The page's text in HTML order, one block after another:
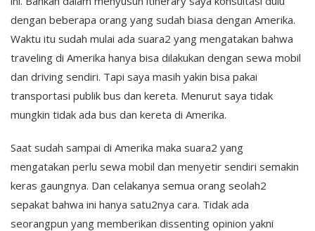
dengan beberapa orang yang sudah biasa dengan Amerika.
Waktu itu sudah mulai ada suara2 yang mengatakan bahwa
traveling di Amerika hanya bisa dilakukan dengan sewa mobil
dan driving sendiri. Tapi saya masih yakin bisa pakai
transportasi publik bus dan kereta. Menurut saya tidak
mungkin tidak ada bus dan kereta di Amerika.
Saat sudah sampai di Amerika maka suara2 yang
mengatakan perlu sewa mobil dan menyetir sendiri semakin
keras gaungnya. Dan celakanya semua orang seolah2
sepakat bahwa ini hanya satu2nya cara. Tidak ada
seorangpun yang memberikan dissenting opinion yakni